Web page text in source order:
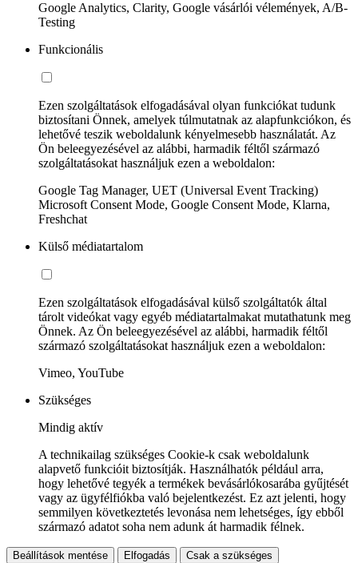
Google Analytics, Clarity, Google vásárlói vélemények, A/B-
Testing
Funkcionális
Ezen szolgáltatások elfogadásával olyan funkciókat tudunk
biztosítani Önnek, amelyek túlmutatnak az alapfunkciókon, és
lehetővé teszik weboldalunk kényelmesebb használatát. Az
Ön beleegyezésével az alábbi, harmadik féltől származó
szolgáltatásokat használjuk ezen a weboldalon:
Google Tag Manager, UET (Universal Event Tracking)
Microsoft Consent Mode, Google Consent Mode, Klarna,
Freshchat
Külső médiatartalom
Ezen szolgáltatások elfogadásával külső szolgáltatók által
tárolt videókat vagy egyéb médiatartalmakat mutathatunk meg
Önnek. Az Ön beleegyezésével az alábbi, harmadik féltől
származó szolgáltatásokat használjuk ezen a weboldalon:
Vimeo, YouTube
Szükséges
Mindig aktív
A technikailag szükséges Cookie-k csak weboldalunk
alapvető funkcióit biztosítják. Használhatók például arra,
hogy lehetővé tegyék a termékek bevásárlókosarába gyűjtését
vagy az ügyfélfiókba való bejelentkezést. Ez azt jelenti, hogy
semmilyen következtetés levonása nem lehetséges, így ebből
származó adatot soha nem adunk át harmadik félnek.
Beállítások mentése Elfogadás Csak a szükséges